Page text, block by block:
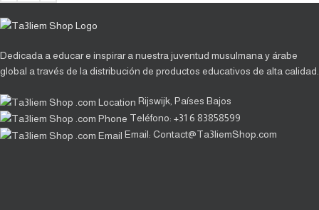
Dedicada a educar e inspirar a nuestra juventud musulmana y árabe
global a través de la distribución de productos educativos de alta calidad.
Rijswijk, Países Bajos
Teléfono: +31 6 83858599
Email: Contact@Ta3liemShop.com